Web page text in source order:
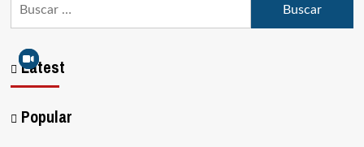
Latest
Popular